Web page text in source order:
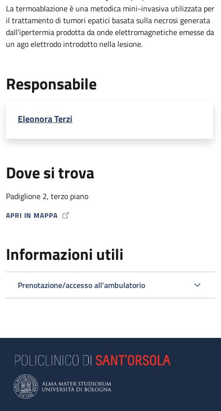
La termoablazione è una metodica mini-invasiva utilizzata per
il trattamento di tumori epatici basata sulla necrosi generata
dall’ipertermia prodotta da onde elettromagnetiche emesse da
un ago elettrodo introdotto nella lesione.
Responsabile
Eleonora Terzi
Dove si trova
Padiglione 2, terzo piano
APRI IN MAPPA
MAP ICON
Informazioni utili
Prenotazione/accesso all'ambulatorio